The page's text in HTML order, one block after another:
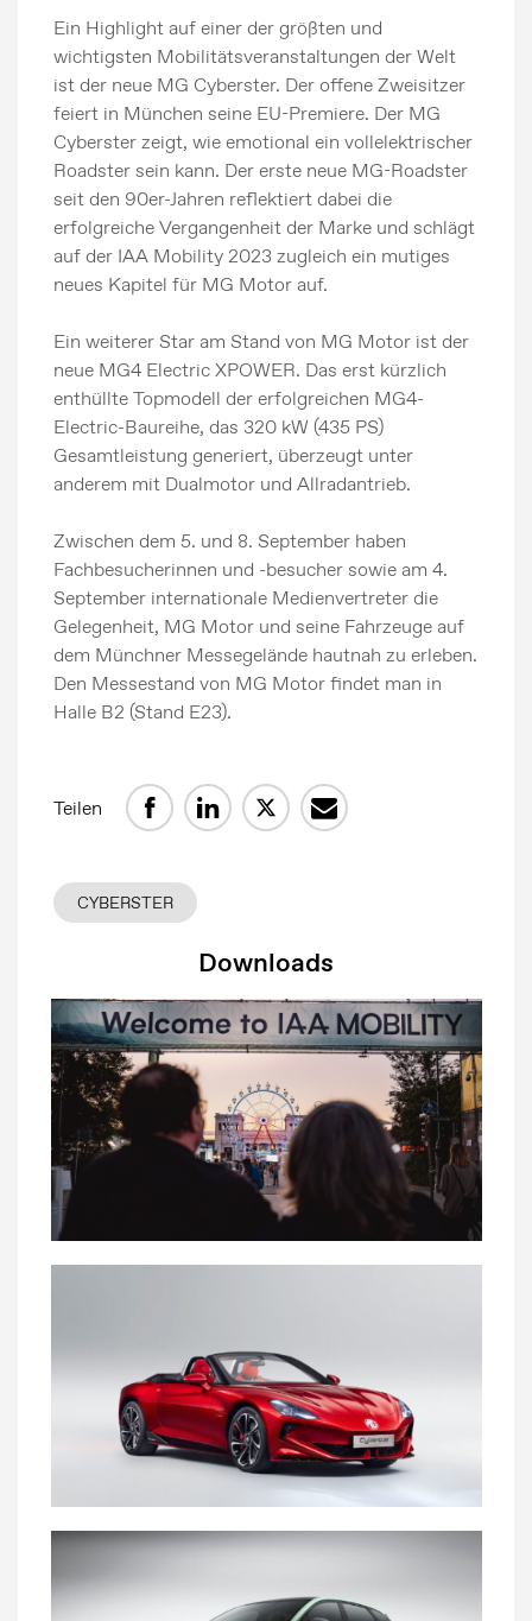
Ein Highlight auf einer der größten und
wichtigsten Mobilitätsveranstaltungen der Welt
ist der neue MG Cyberster. Der offene Zweisitzer
feiert in München seine EU-Premiere. Der MG
Cyberster zeigt, wie emotional ein vollelektrischer
Roadster sein kann. Der erste neue MG-Roadster
seit den 90er-Jahren reflektiert dabei die
erfolgreiche Vergangenheit der Marke und schlägt
auf der IAA Mobility 2023 zugleich ein mutiges
neues Kapitel für MG Motor auf.
Ein weiterer Star am Stand von MG Motor ist der
neue MG4 Electric XPOWER. Das erst kürzlich
enthüllte Topmodell der erfolgreichen MG4-
Electric-Baureihe, das 320 kW (435 PS)
Gesamtleistung generiert, überzeugt unter
anderem mit Dualmotor und Allradantrieb.
Zwischen dem 5. und 8. September haben
Fachbesucherinnen und -besucher sowie am 4.
September internationale Medienvertreter die
Gelegenheit, MG Motor und seine Fahrzeuge auf
dem Münchner Messegelände hautnah zu erleben.
Den Messestand von MG Motor findet man in
Halle B2 (Stand E23).
Teilen
CYBERSTER
Downloads